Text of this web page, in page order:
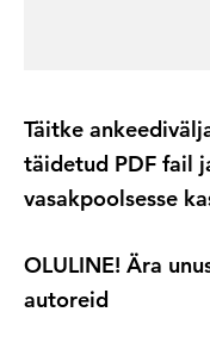
Täitke
täidetud PDF fail
vasakpoolsesse
OLULINE! Ära
autoreid